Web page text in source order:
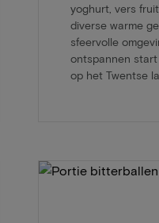
yoghurt, vers
diverse warme
sfeervolle
ontspannen
op het Twentse